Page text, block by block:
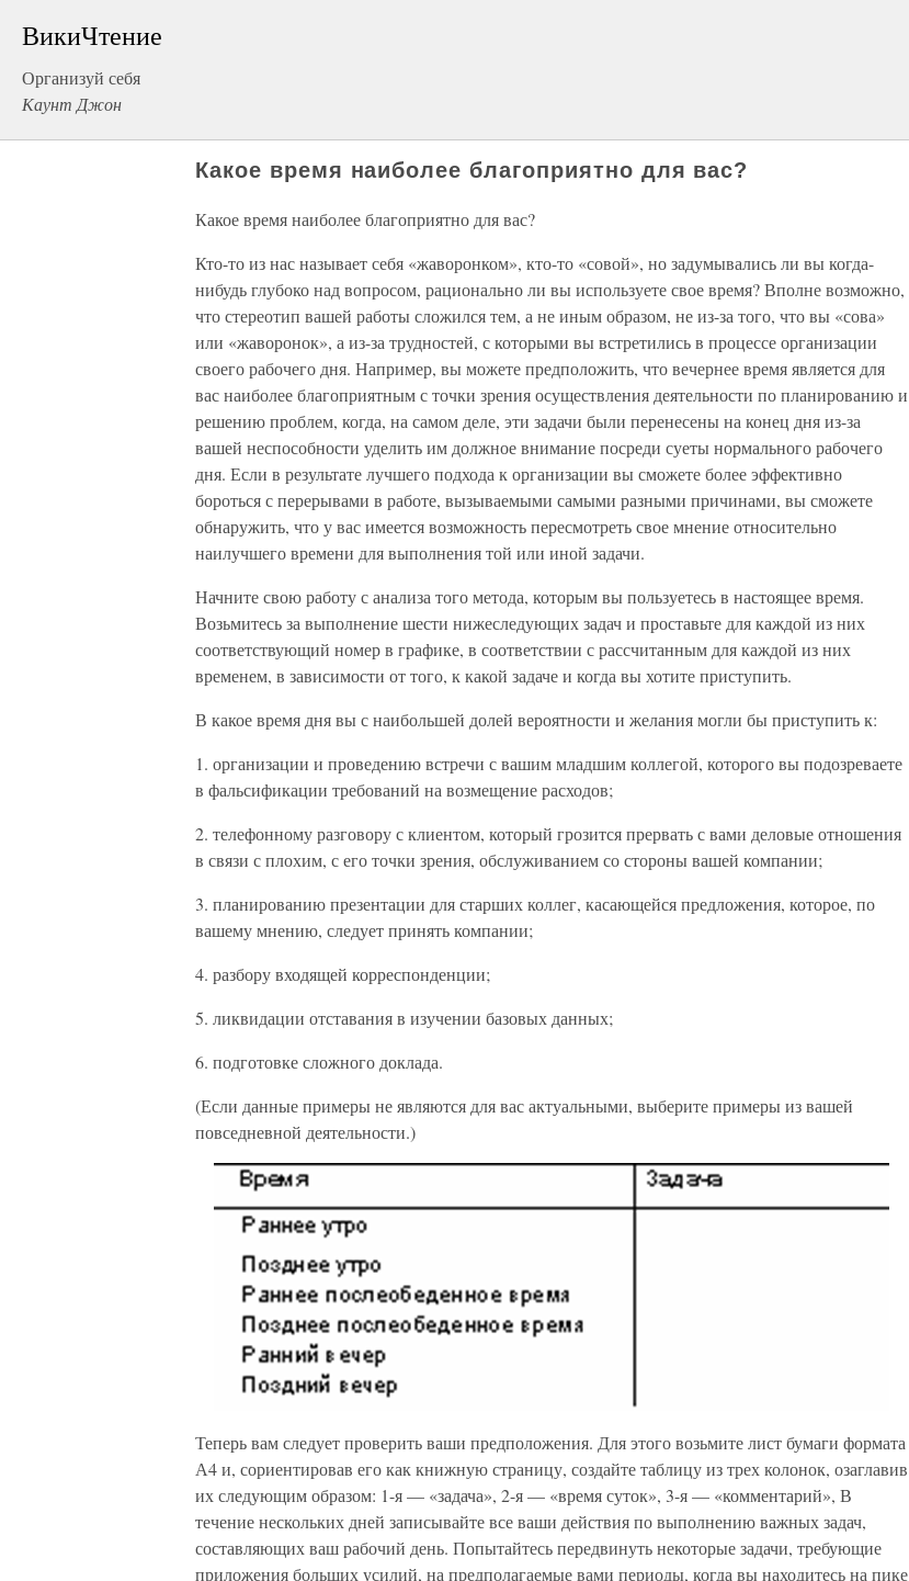
ВикиЧтение
Организуй себя
Каунт Джон
Какое время наиболее благоприятно для вас?
Какое время наиболее благоприятно для вас?
Кто-то из нас называет себя «жаворонком», кто-то «совой», но задумывались ли вы когда-
нибудь глубоко над вопросом, рационально ли вы используете свое время? Вполне возможно,
что стереотип вашей работы сложился тем, а не иным образом, не из-за того, что вы «сова»
или «жаворонок», а из-за трудностей, с которыми вы встретились в процессе организации
своего рабочего дня. Например, вы можете предположить, что вечернее время является для
вас наиболее благоприятным с точки зрения осуществления деятельности по планированию и
решению проблем, когда, на самом деле, эти задачи были перенесены на конец дня из-за
вашей неспособности уделить им должное внимание посреди суеты нормального рабочего
дня. Если в результате лучшего подхода к организации вы сможете более эффективно
бороться с перерывами в работе, вызываемыми самыми разными причинами, вы сможете
обнаружить, что у вас имеется возможность пересмотреть свое мнение относительно
наилучшего времени для выполнения той или иной задачи.
Начните свою работу с анализа того метода, которым вы пользуетесь в настоящее время.
Возьмитесь за выполнение шести нижеследующих задач и проставьте для каждой из них
соответствующий номер в графике, в соответствии с рассчитанным для каждой из них
временем, в зависимости от того, к какой задаче и когда вы хотите приступить.
В какое время дня вы с наибольшей долей вероятности и желания могли бы приступить к:
1. организации и проведению встречи с вашим младшим коллегой, которого вы подозреваете
в фальсификации требований на возмещение расходов;
2. телефонному разговору с клиентом, который грозится прервать с вами деловые отношения
в связи с плохим, с его точки зрения, обслуживанием со стороны вашей компании;
3. планированию презентации для старших коллег, касающейся предложения, которое, по
вашему мнению, следует принять компании;
4. разбору входящей корреспонденции;
5. ликвидации отставания в изучении базовых данных;
6. подготовке сложного доклада.
(Если данные примеры не являются для вас актуальными, выберите примеры из вашей
повседневной деятельности.)
Теперь вам следует проверить ваши предположения. Для этого возьмите лист бумаги формата
А4 и, сориентировав его как книжную страницу, создайте таблицу из трех колонок, озаглавив
их следующим образом: 1-я — «задача», 2-я — «время суток», 3-я — «комментарий», В
течение нескольких дней записывайте все ваши действия по выполнению важных задач,
составляющих ваш рабочий день. Попытайтесь передвинуть некоторые задачи, требующие
приложения больших усилий, на предполагаемые вами периоды, когда вы находитесь на пике